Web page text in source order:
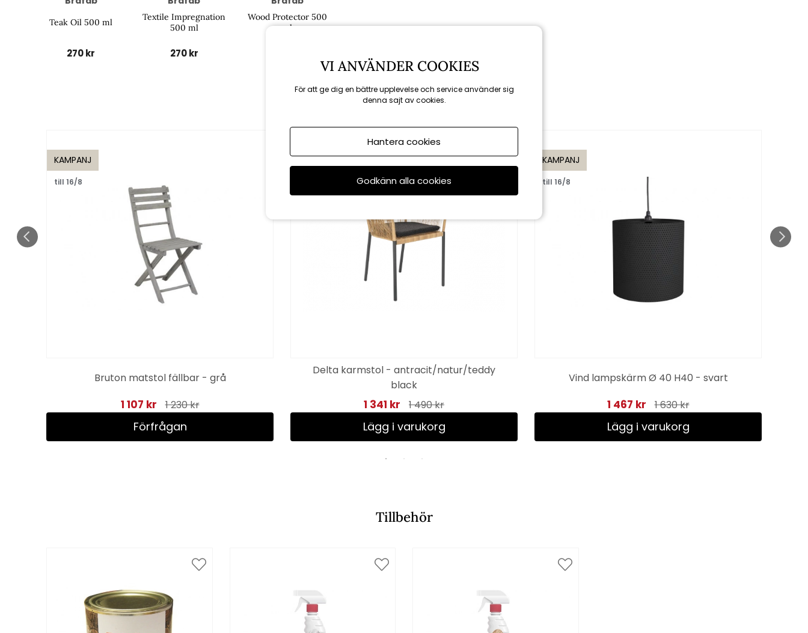
Teak Oil 500 ml
270 kr
Textile Impregnation
500 ml
270 kr
Wood Protector 500
ml
Rekommenderade tillbehör
KAMPANJ
till 16/8
Bruton matstol fällbar - grå
1 107 kr 1 230 kr
Förfrågan
KAMPANJ
Delta karmstol - antracit/natur/teddy
black
1 341 kr 1 490 kr
Lägg i varukorg
KAMPANJ
till 16/8
Vind lampskärm Ø 40 H40 - svart
1 467 kr 1 630 kr
Lägg i varukorg
Tillbehör
VI ANVÄNDER COOKIES
För att ge dig en bättre upplevelse och service använder sig
denna sajt av cookies.
Hantera cookies
Godkänn alla cookies